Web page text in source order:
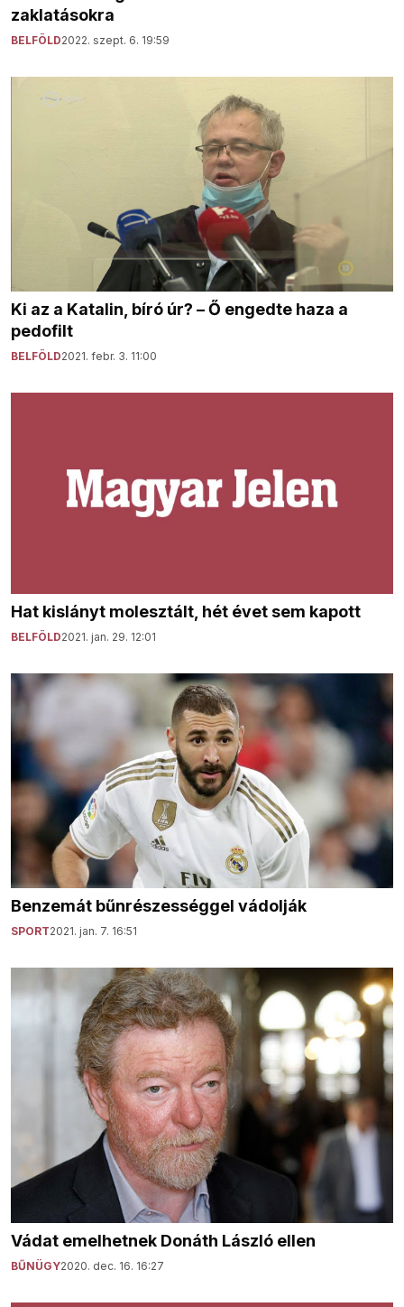
zaklatásokra
BELFÖLD2022. szept. 6. 19:59
Ki az a Katalin, bíró úr? – Ő engedte haza a
pedofilt
BELFÖLD2021. febr. 3. 11:00
Hat kislányt molesztált, hét évet sem kapott
BELFÖLD2021. jan. 29. 12:01
Benzemát bűnrészességgel vádolják
SPORT2021. jan. 7. 16:51
Vádat emelhetnek Donáth László ellen
BŰNÜGY2020. dec. 16. 16:27